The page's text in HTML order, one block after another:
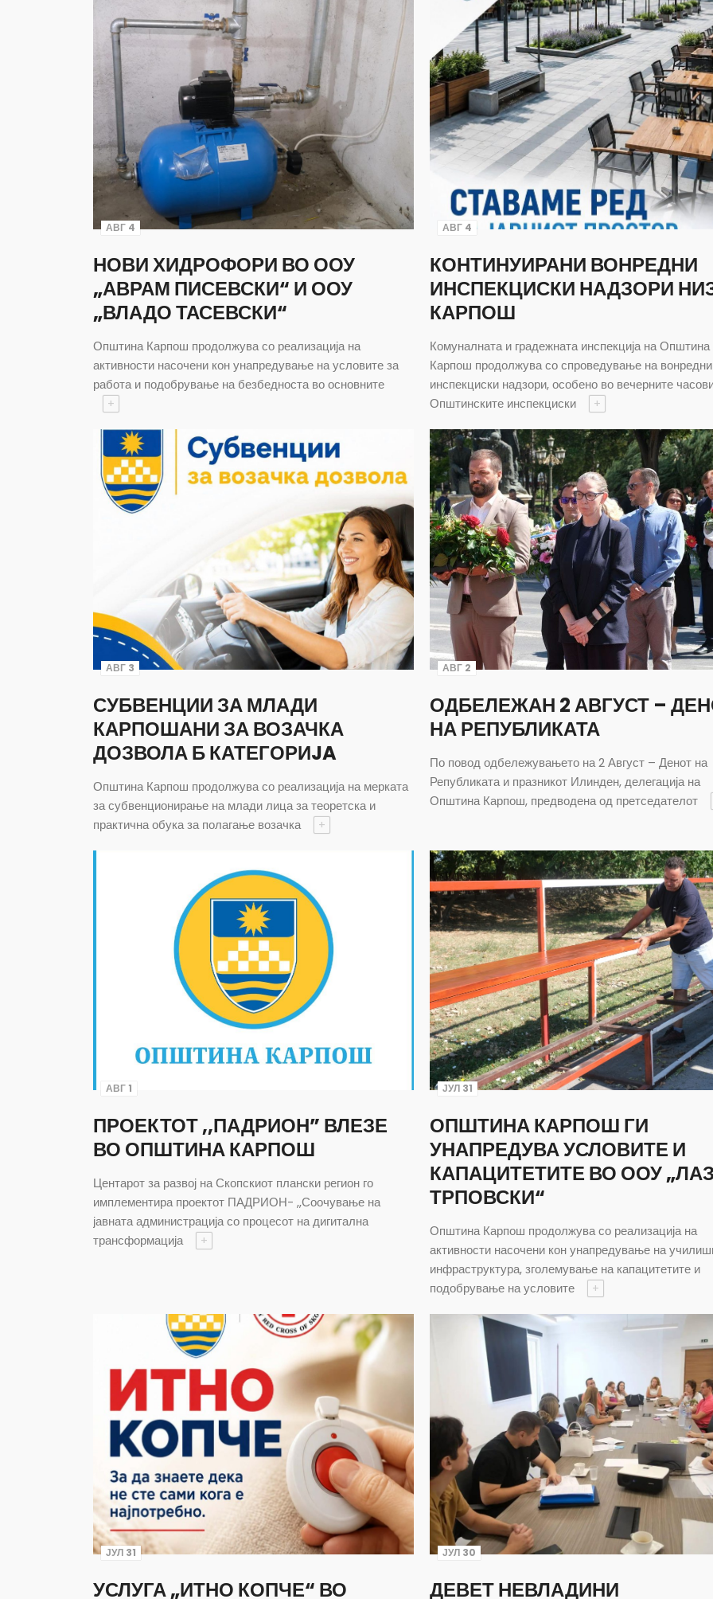
АВГ 4
НОВИ ХИДРОФОРИ ВО ООУ
„АВРАМ ПИСЕВСКИ“ И ООУ
„ВЛАДО ТАСЕВСКИ“
Општина Карпош продолжува со реализација на
активности насочени кон унапредување на условите за
работа и подобрување на безбедноста во основните
+
АВГ 4
КОНТИНУИРАНИ ВОНРЕДНИ
ИНСПЕКЦИСКИ НАДЗОРИ
КАРПОШ
Комуналната и градежната инспекција на Општина
Карпош продолжува со спроведување на вонредни
инспекциски надзори, особено во вечерните
Општинските инспекциски
+
АВГ 3
СУБВЕНЦИИ ЗА МЛАДИ
КАРПОШАНИ ЗА ВОЗАЧКА
ДОЗВОЛА Б КАТЕГОРИJA
Општина Карпош продолжува со реализација на мерката
за субвенционирање на млади лица за теоретска и
практична обука за полагање возачка
+
АВГ 2
ОДБЕЛЕЖАН 2 АВГУСТ –
НА РЕПУБЛИКАТА
По повод одбележувањето на 2 Август – Денот на
Републиката и празникот Илинден, делегација на
Општина Карпош, предводена од претседателот
АВГ 1
ПРОЕКТОТ ,,ПАДРИОН” ВЛЕЗЕ
ВО ОПШТИНА КАРПОШ
Центарот за развој на Скопскиот плански регион го
имплементира проектот ПАДРИОН- ,,Соочување на
јавната администрација со процесот на дигитална
трансформација
+
ЈУЛ 31
ОПШТИНА КАРПОШ ГИ
УНАПРЕДУВА УСЛОВИТЕ И
КАПАЦИТЕТИТЕ ВО ООУ
ТРПОВСКИ“
Општина Карпош продолжува со реализација на
активности насочени кон унапредување на
инфраструктура, зголемување на капацитетите и
подобрување на условите
+
ЈУЛ 31
УСЛУГА „ИТНО КОПЧЕ“ ВО
ЈУЛ 30
ДЕВЕТ НЕВЛАДИНИ